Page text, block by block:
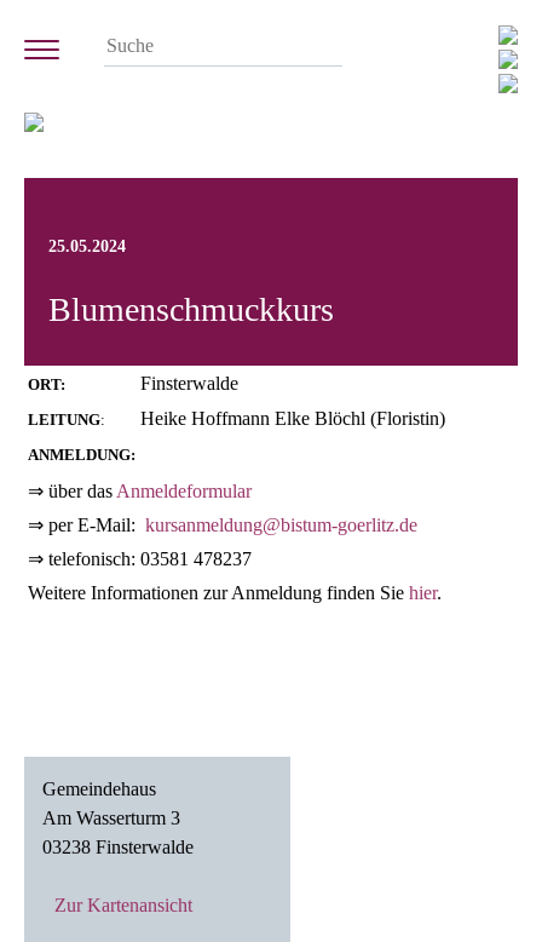
25.05.2024
Blumenschmuckkurs
ORT: Finsterwalde
LEITUNG: Heike Hoffmann Elke Blöchl (Floristin)
ANMELDUNG:
⇒ über das Anmeldeformular
⇒ per E-Mail: kursanmeldung@bistum-goerlitz.de
⇒ telefonisch: 03581 478237
Weitere Informationen zur Anmeldung finden Sie hier.
Gemeindehaus
Am Wasserturm 3
03238 Finsterwalde
Zur Kartenansicht